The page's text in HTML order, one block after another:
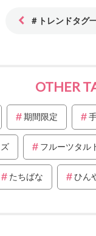
＃トレンドタグ
OTHER
期間限定
フルーツタル
たちばな ひん